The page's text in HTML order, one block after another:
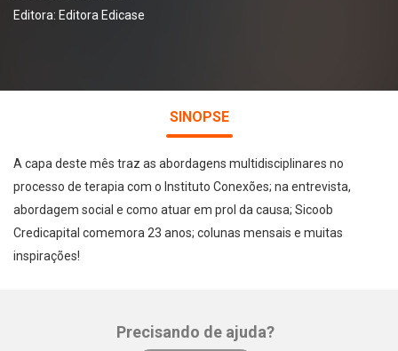
Editora: Editora Edicase
SINOPSE
A capa deste mês traz as abordagens multidisciplinares no
processo de terapia com o Instituto Conexões; na entrevista,
abordagem social e como atuar em prol da causa; Sicoob
Credicapital comemora 23 anos; colunas mensais e muitas
inspirações!
Precisando de ajuda?
Facebook Twitter